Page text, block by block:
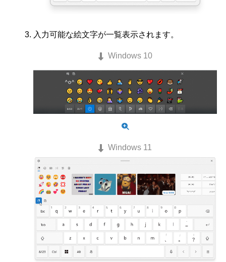
入力可能な絵文字が一覧表示されます。
Windows 10
Windows 11